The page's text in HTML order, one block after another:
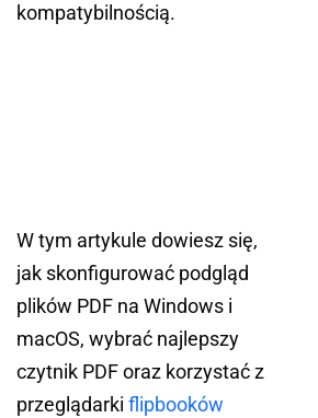
kompatybilnością.
W tym artykule dowiesz się,
jak skonfigurować podgląd
plików PDF na Windows i
macOS, wybrać najlepszy
czytnik PDF oraz korzystać z
przeglądarki flipbooków